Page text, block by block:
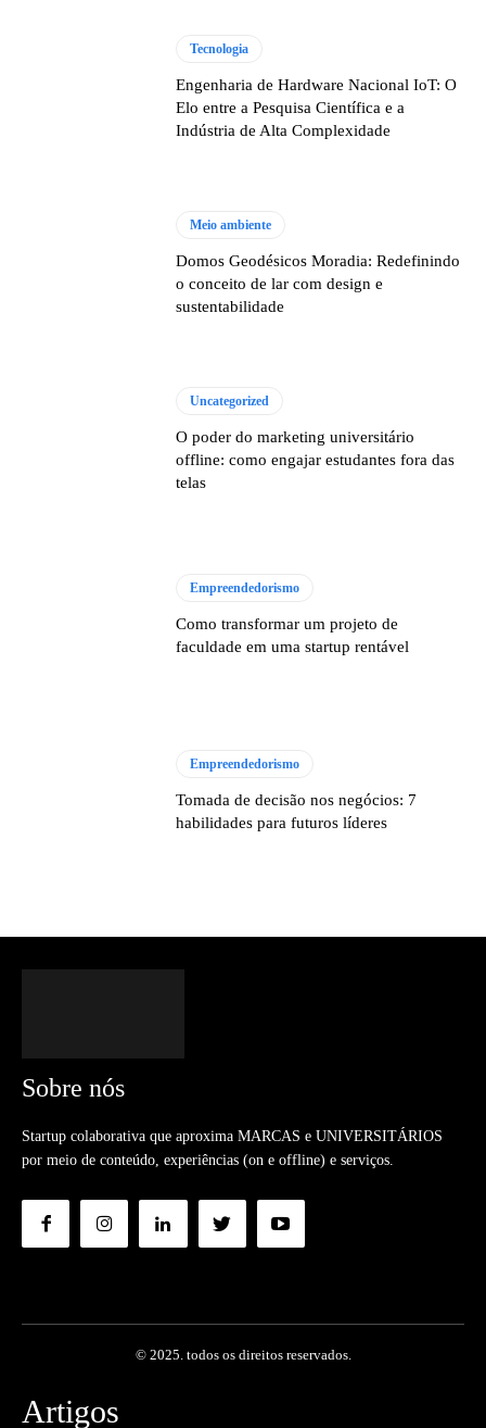
Tecnologia
Engenharia de Hardware Nacional IoT: O
Elo entre a Pesquisa Científica e a
Indústria de Alta Complexidade
Meio ambiente
Domos Geodésicos Moradia: Redefinindo
o conceito de lar com design e
sustentabilidade
Uncategorized
O poder do marketing universitário
offline: como engajar estudantes fora das
telas
Empreendedorismo
Como transformar um projeto de
faculdade em uma startup rentável
Empreendedorismo
Tomada de decisão nos negócios: 7
habilidades para futuros líderes
Sobre nós
Startup colaborativa que aproxima MARCAS e UNIVERSITÁRIOS
por meio de conteúdo, experiências (on e offline) e serviços.
© 2025. todos os direitos reservados.
Artigos